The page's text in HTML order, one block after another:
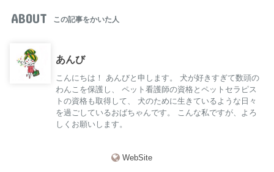
ABOUT この記事をかいた人
あんび
こんにちは！ あんびと申します。 犬が好きすぎて数頭の
わんこを保護し、 ペット看護師の資格とペットセラピス
トの資格も取得して、 犬のために生きているような日々
を過ごしているおばちゃんです。 こんな私ですが、よろ
しくお願いします。
WebSite